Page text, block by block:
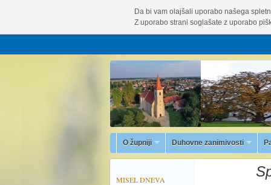
Da bi vam olajšali uporabo našega
Z uporabo strani soglašate z uporabo
O župniji Duhovne zanimivosti
MISEL DNEVA